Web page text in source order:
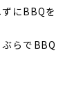
にBBQを
らでBBQ